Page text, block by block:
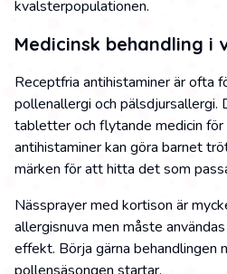
kvalsterpopulationen.
Medicinsk behandling i
Receptfria antihistaminer är ofta
pollenallergi och pälsdjursallergi.
tabletter och flytande medicin för
antihistaminer kan göra barnet
märken för att hitta det som
Nässprayer med kortison är
allergisnuva men måste
effekt. Börja gärna behandlingen